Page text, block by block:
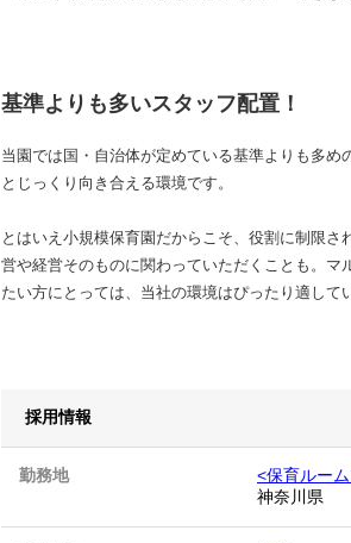
基準よりも多いスタッフ配置！
当園では国・自治体が定めている基準よりも多
とじっくり向き合える環境です。
とはいえ小規模保育園だからこそ、役割に制限
営や経営そのものに関わっていただくことも。
たい方にとっては、当社の環境はぴったり適して
採用情報
勤務地
<保育ルー
神奈川県